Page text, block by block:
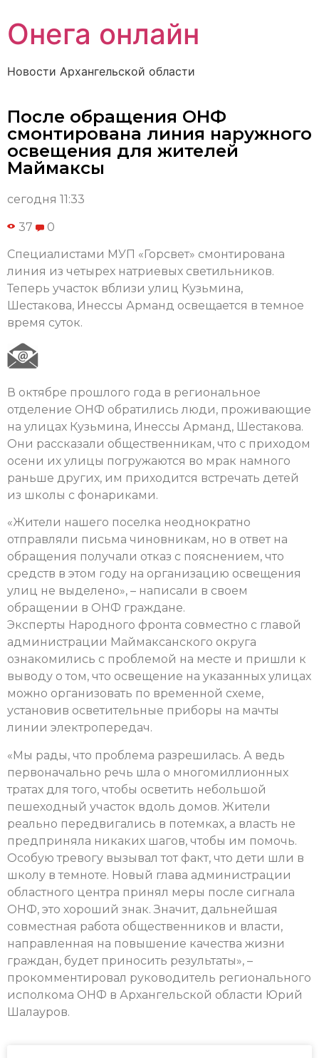
Онега онлайн
Новости Архангельской области
После обращения ОНФ
смонтирована линия наружного
освещения для жителей
Маймаксы
сегодня 11:33
37 0
Cпециалистами МУП «Горсвет» смонтирована
линия из четырех натриевых светильников.
Теперь участок вблизи улиц Кузьмина,
Шестакова, Инессы Арманд освещается в темное
время суток.
В октябре прошлого года в региональное
отделение ОНФ обратились люди, проживающие
на улицах Кузьмина, Инессы Арманд, Шестакова.
Они рассказали общественникам, что с приходом
осени их улицы погружаются во мрак намного
раньше других, им приходится встречать детей
из школы с фонариками.
«Жители нашего поселка неоднократно
отправляли письма чиновникам, но в ответ на
обращения получали отказ с пояснением, что
средств в этом году на организацию освещения
улиц не выделено», – написали в своем
обращении в ОНФ граждане.
Эксперты Народного фронта совместно с главой
администрации Маймаксанского округа
ознакомились с проблемой на месте и пришли к
выводу о том, что освещение на указанных улицах
можно организовать по временной схеме,
установив осветительные приборы на мачты
линии электропередач.
«Мы рады, что проблема разрешилась. А ведь
первоначально речь шла о многомиллионных
тратах для того, чтобы осветить небольшой
пешеходный участок вдоль домов. Жители
реально передвигались в потемках, а власть не
предприняла никаких шагов, чтобы им помочь.
Особую тревогу вызывал тот факт, что дети шли в
школу в темноте. Новый глава администрации
областного центра принял меры после сигнала
ОНФ, это хороший знак. Значит, дальнейшая
совместная работа общественников и власти,
направленная на повышение качества жизни
граждан, будет приносить результаты», –
прокомментировал руководитель регионального
исполкома ОНФ в Архангельской области Юрий
Шалауров.